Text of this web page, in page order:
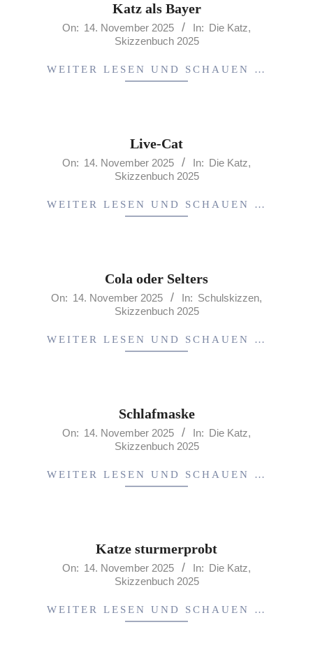
Katz als Bayer
2025-On: 14. November 2025 In: Die Katz,
Skizzenbuch 2025
WEITER LESEN UND SCHAUEN …
Live-Cat
2025-On: 14. November 2025 In: Die Katz,
Skizzenbuch 2025
WEITER LESEN UND SCHAUEN …
Cola oder Selters
2025-
On: 14. November 2025 In: Schulskizzen,
Skizzenbuch 2025
WEITER LESEN UND SCHAUEN …
Schlafmaske
2025-On: 14. November 2025 In: Die Katz,
Skizzenbuch 2025
WEITER LESEN UND SCHAUEN …
Katze sturmerprobt
2025-On: 14. November 2025 In: Die Katz,
Skizzenbuch 2025
WEITER LESEN UND SCHAUEN …